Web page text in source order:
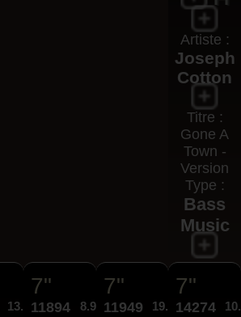
Artiste :
Joseph
Cotton
Titre :
Gone A
Town -
Version
Type :
Bass
Music
13.95€
7"
11894 8.95€
7"
11949 19.95€
7"
14274